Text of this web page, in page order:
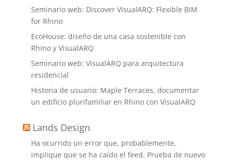
Seminario web: Discover VisualARQ: Flexible BIM
for Rhino
EcoHouse: diseño de una casa sostenible con
Rhino y VisualARQ
Seminario web: VisualARQ para arquitectura
residencial
Historia de usuario: Maple Terraces, documentar
un edificio plurifamiliar en Rhino con VisualARQ
Lands Design
Ha ocurrido un error que, probablemente,
implique que se ha caído el feed. Prueba de nuevo